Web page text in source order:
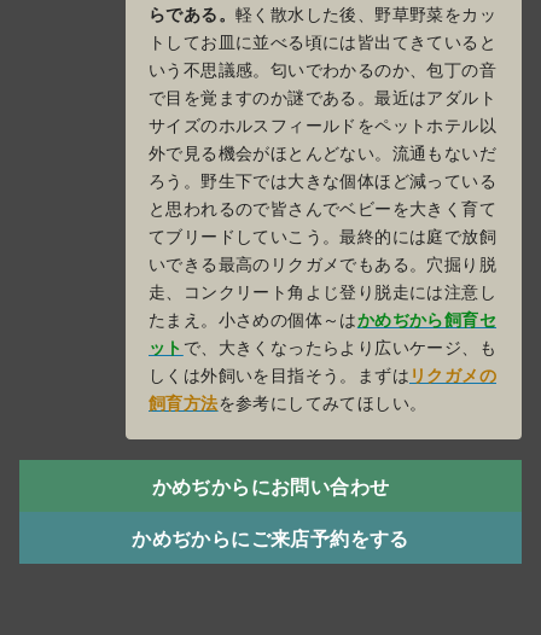
らである。 軽く散水した後、野草野菜をカッ
トしてお皿に並べる頃には皆出てきていると
いう不思議感。匂いでわかるのか、包丁の音
で目を覚ますのか謎である。最近はアダルト
サイズのホルスフィールドをペットホテル以
外で見る機会がほとんどない。流通もないだ
ろう。野生下では大きな個体ほど減っている
と思われるので皆さんでベビーを大きく育て
てブリードしていこう。最終的には庭で放飼
いできる最高のリクガメでもある。穴掘り脱
走、コンクリート角よじ登り脱走には注意し
たまえ。小さめの個体～はかめぢから飼育セ
ット で、大きくなったらより広いケージ、も
しくは外飼いを目指そう。まずは リクガメの
飼育方法を参考にしてみてほしい。
かめぢからにお問い合わせ
かめぢからにご来店予約をする